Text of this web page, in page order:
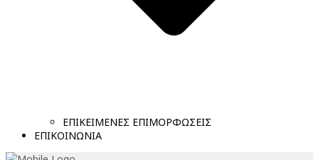
ΕΠΙΚΕΙΜΕΝΕΣ ΕΠΙΜΟΡΦΩΣΕΙΣ
ΕΠΙΚΟΙΝΩΝΙΑ